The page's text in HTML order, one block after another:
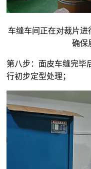
车缝车间正在对裁片
确保
第八步：面皮车缝完毕
行初步定型处理；